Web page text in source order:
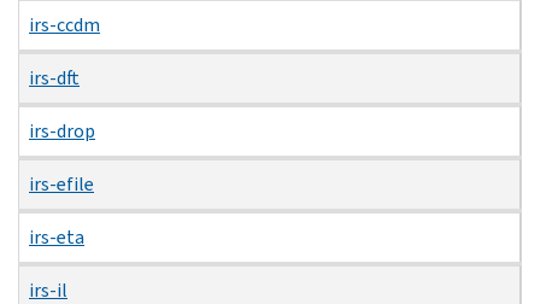
irs-ccdm
irs-dft
irs-drop
irs-efile
irs-eta
irs-il